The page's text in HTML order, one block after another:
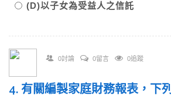
(D)以子女為受益人之信託
0討論 0留言 0追蹤
4. 有關編製家庭財務報表，下